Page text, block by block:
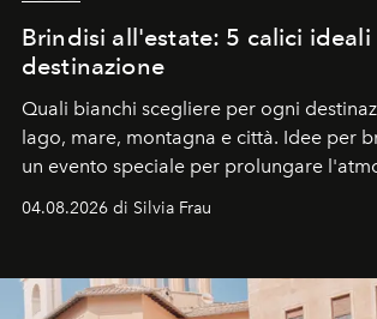
Brindisi all'estate: 5 calici
destinazione
Quali bianchi scegliere per ogni
lago, mare, montagna e città. Idee per
un evento speciale per prolungare
04.08.2026 di Silvia Frau